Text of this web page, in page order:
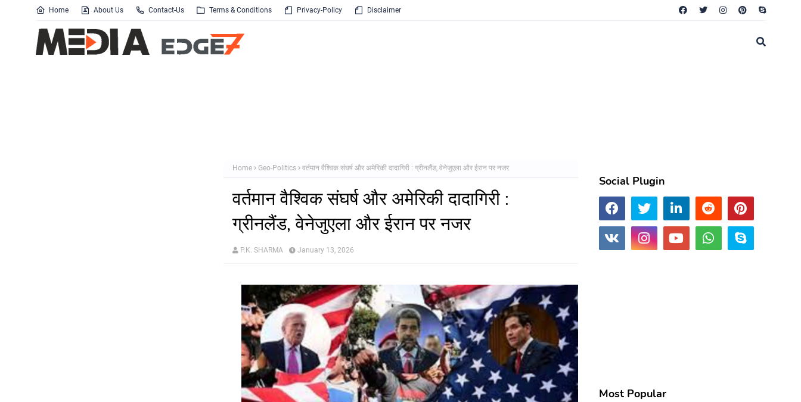
Home About Us Contact-Us Terms & Conditions Privacy-Policy Disclaimer
Home Geo-Politics वर्तमान वैश्विक संघर्ष और अमेरिकी दादागिरी : ग्रीनलैंड, वेनेजुएला और ईरान पर नजर
वर्तमान वैश्विक संघर्ष और अमेरिकी दादागिरी :
ग्रीनलैंड, वेनेजुएला और ईरान पर नजर
P.K. SHARMA January 13, 2026
Social Plugin
Most Popular